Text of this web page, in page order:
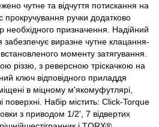
чутне та відчуття потискання на
прокручування ручки додатково
необхідного призначення. Надійний
забезпечує виразне чутне клацання-
моменту затягування.
різзю, з реверсною тріскачкою на
ключ відповідного приладдя
в міцному м'якомуфутлярі,
Набір містить: Click-Torque
з приводом 1/2', 7 відвертих